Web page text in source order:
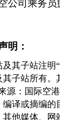
司乘务员
明：
子站注明“
其子站所有。
源：国际空
编译或摘编的
其他媒体、